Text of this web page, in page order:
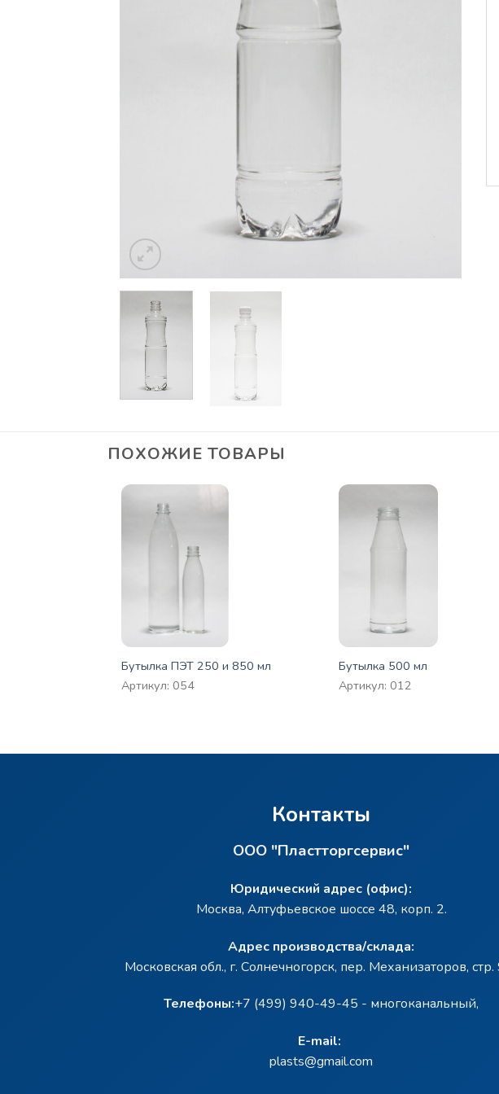
ПОХОЖИЕ ТОВАРЫ
Бутылка ПЭТ 250 и 850 мл
Артикул: 054
Бутылка 500 мл
Артикул: 012
Контакты
ООО "Пластторгсервис"
Юридический адрес (офис):
Москва, Алтуфьевское шоссе 48, корп. 2.
Адрес производства/склада:
Московская обл., г. Солнечногорск, пер. Механизаторов,
Телефоны:+7 (499) 940-49-45 - многоканальный,
E-mail:
plasts@gmail.com